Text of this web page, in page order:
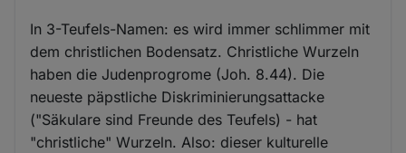
In 3-Teufels-Namen: es wird immer schlimmer mit
dem christlichen Bodensatz. Christliche Wurzeln
haben die Judenprogrome (Joh. 8.44). Die
neueste päpstliche Diskriminierungsattacke
("Säkulare sind Freunde des Teufels) - hat
"christliche" Wurzeln. Also: dieser kulturelle